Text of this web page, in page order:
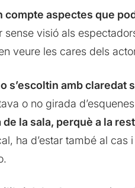
compte aspectes que
sense visió als
veure les cares dels
s’escoltin amb
o no girada
la sala, perquè a la
ha d’estar també al